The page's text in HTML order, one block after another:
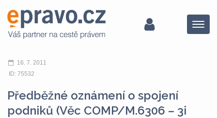
Menu
16. 7. 2011
ID: 75532
Předběžné oznámení o spojení
podniků (Věc COMP/M.6306 – 3i